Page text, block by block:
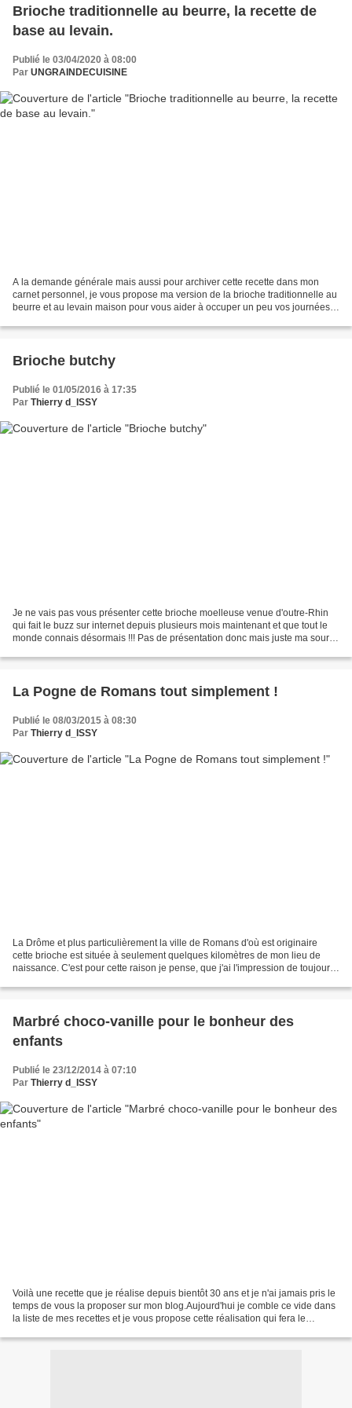
Brioche traditionnelle au beurre, la recette de
base au levain.
Publié le 03/04/2020 à 08:00
Par UNGRAINDECUISINE
A la demande générale mais aussi pour archiver cette recette dans mon
carnet personnel, je vous propose ma version de la brioche traditionnelle au
beurre et au levain maison pour vous aider à occuper un peu vos journées
Brioche butchy
Publié le 01/05/2016 à 17:35
Par Thierry d_ISSY
Je ne vais pas vous présenter cette brioche moelleuse venue d'outre-Rhin
qui fait le buzz sur internet depuis plusieurs mois maintenant et que tout le
monde connais désormais !!! Pas de présentation donc mais juste ma source
La Pogne de Romans tout simplement !
Publié le 08/03/2015 à 08:30
Par Thierry d_ISSY
La Drôme et plus particulièrement la ville de Romans d'où est originaire
cette brioche est située à seulement quelques kilomètres de mon lieu de
naissance. C'est pour cette raison je pense, que j'ai l'impression de toujours
Marbré choco-vanille pour le bonheur des
enfants
Publié le 23/12/2014 à 07:10
Par Thierry d_ISSY
Voilà une recette que je réalise depuis bientôt 30 ans et je n'ai jamais pris le
temps de vous la proposer sur mon blog.Aujourd'hui je comble ce vide dans
la liste de mes recettes et je vous propose cette réalisation qui fera le